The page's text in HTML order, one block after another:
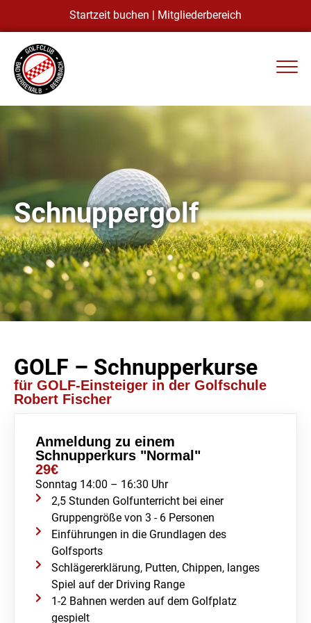
Startzeit buchen | Mitgliederbereich
Schnuppergolf
GOLF – Schnupperkurse
für GOLF-Einsteiger in der Golfschule
Robert Fischer
Anmeldung zu einem
Schnupperkurs "Normal"
29€
Sonntag 14:00 – 16:30 Uhr
2,5 Stunden Golfunterricht bei einer
Gruppengröße von 3 - 6 Personen
Einführungen in die Grundlagen des
Golfsports
Schlägererklärung, Putten, Chippen, langes
Spiel auf der Driving Range
1-2 Bahnen werden auf dem Golfplatz
gespielt